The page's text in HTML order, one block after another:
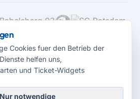
Cookies fuer den Betrieb der
helfen uns,
und Ticket-Widgets
Nur notwendige